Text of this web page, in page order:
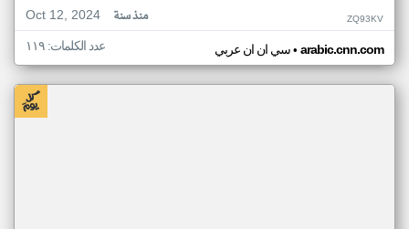
Oct 12, 2024
منذ سنة ZQ93KV
سي ان ان عربي• arabic.cnn.com عدد الكلمات: ١١٩